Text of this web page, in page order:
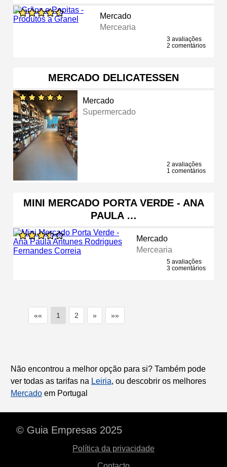
Mercado
Mercearia
3 avaliações
2 comentários
MERCADO DELICATESSEN
Mercado
Supermercado
2 avaliações
1 comentários
MINI MERCADO PORTA VERDE - ANA
PAULA …
Mercado
Mercearia
5 avaliações
3 comentários
«« 1 2 » »»
Não encontrou a melhor opção para si? Também pode
ver todas as tarifas na Leiria, ou descobrir os melhores
Mercado em Portugal
© Guia Empresas 2025
Política da privacidade